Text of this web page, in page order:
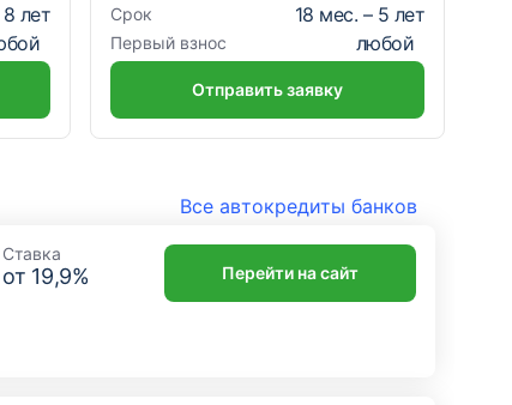
8 лет Срок 18 мес. – 5 лет
Первый взнос любой
Отправить заявку
Все автокредиты банков
Ставка
от 19,9% Перейти на сайт